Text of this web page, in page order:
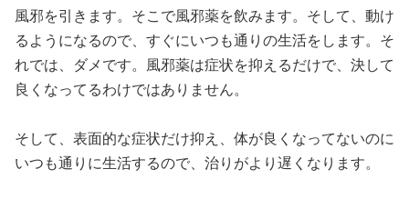
風邪を引きます。そこで風邪薬を飲みます。そして、動け
るようになるので、すぐにいつも通りの生活をします。そ
れでは、ダメです。風邪薬は症状を抑えるだけで、決して
良くなってるわけではありません。
そして、表面的な症状だけ抑え、体が良くなってないのに
いつも通りに生活するので、治りがより遅くなります。